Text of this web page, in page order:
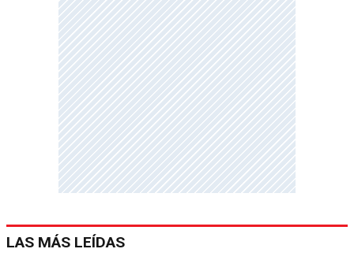
LAS MÁS LEÍDAS